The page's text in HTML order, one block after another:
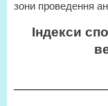
зони проведення
Індекси